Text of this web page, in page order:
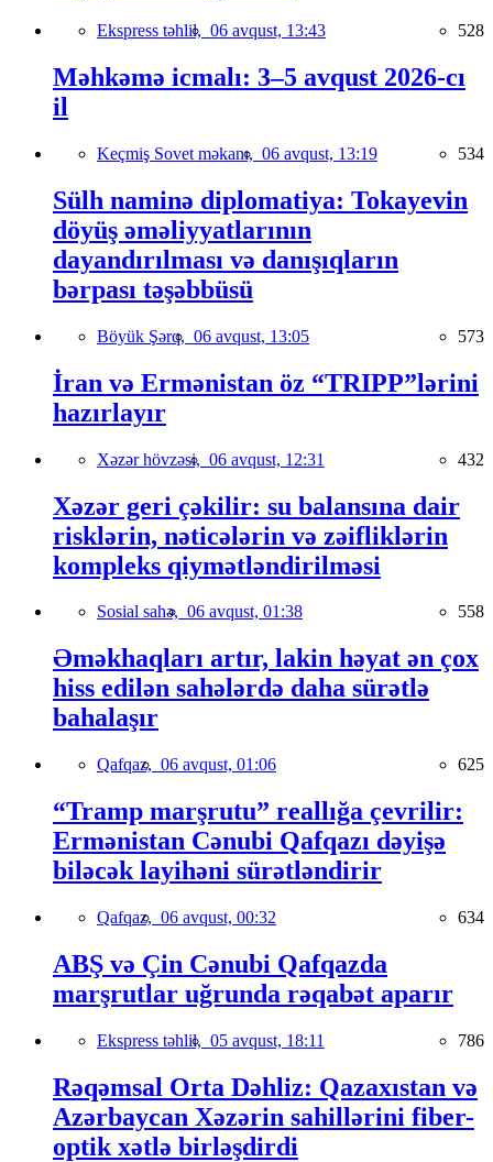
Ekspress təhlil, 06 avqust, 13:43 528
Məhkəmə icmalı: 3–5 avqust 2026-cı
il
Keçmiş Sovet məkanı, 06 avqust, 13:19 534
Sülh naminə diplomatiya: Tokayevin
döyüş əməliyyatlarının
dayandırılması və danışıqların
bərpası təşəbbüsü
Böyük Şərq, 06 avqust, 13:05 573
İran və Ermənistan öz “TRIPP”lərini
hazırlayır
Xəzər hövzəsi, 06 avqust, 12:31 432
Xəzər geri çəkilir: su balansına dair
risklərin, nəticələrin və zəifliklərin
kompleks qiymətləndirilməsi
Sosial sahə, 06 avqust, 01:38 558
Əməkhaqları artır, lakin həyat ən çox
hiss edilən sahələrdə daha sürətlə
bahalaşır
Qafqaz, 06 avqust, 01:06 625
“Tramp marşrutu” reallığa çevrilir:
Ermənistan Cənubi Qafqazı dəyişə
biləcək layihəni sürətləndirir
Qafqaz, 06 avqust, 00:32 634
ABŞ və Çin Cənubi Qafqazda
marşrutlar uğrunda rəqabət aparır
Ekspress təhlil, 05 avqust, 18:11 786
Rəqəmsal Orta Dəhliz: Qazaxıstan və
Azərbaycan Xəzərin sahillərini fiber-
optik xətlə birləşdirdi